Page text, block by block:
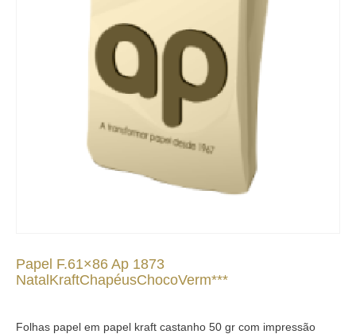
Papel F.61×86 Ap 1873
NatalKraftChapéusChocoVerm***
Folhas papel em papel kraft castanho 50 gr com impressão